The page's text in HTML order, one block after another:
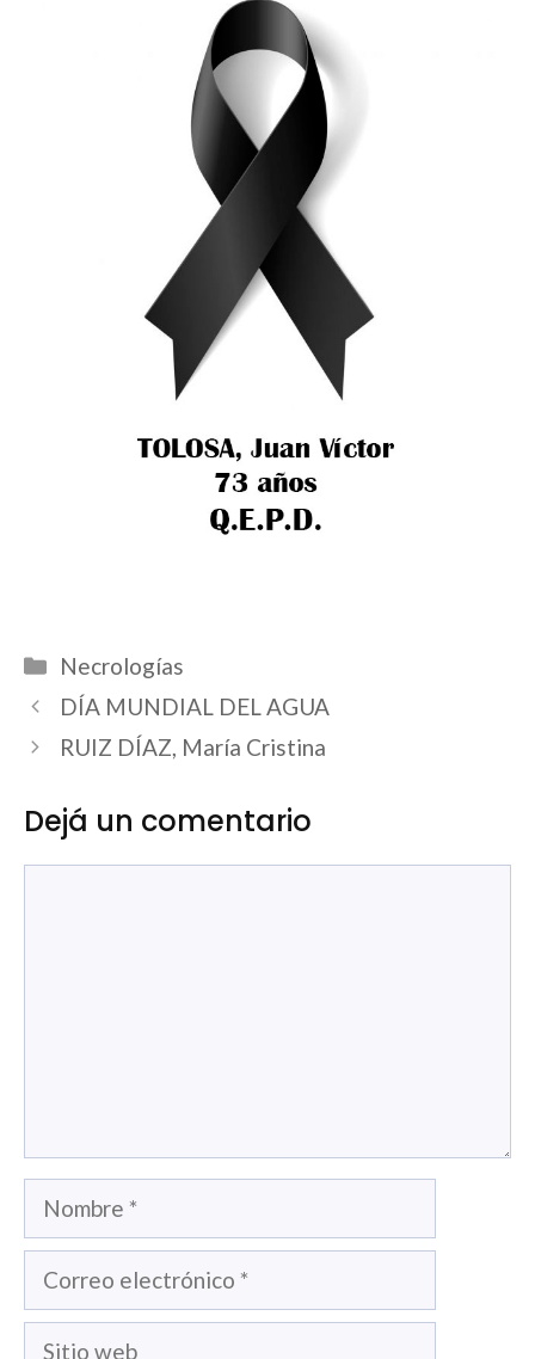
Categorías
Necrologías
DÍA MUNDIAL DEL AGUA
RUIZ DÍAZ, María Cristina
Dejá un comentario
Nombre
Correo
Sitio